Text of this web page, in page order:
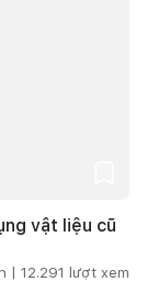
vật liệu cũ
| 12.291 lượt xem